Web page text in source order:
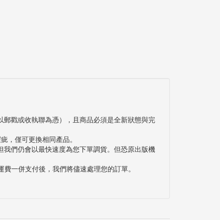
戳或收執聯為憑），且商品必須是全新狀態與完
，僅可更換相同產品。
們仍會以最快速度為您下單調貨。但恐原出版機
一併支付後，我們將儘速處理您的訂單。